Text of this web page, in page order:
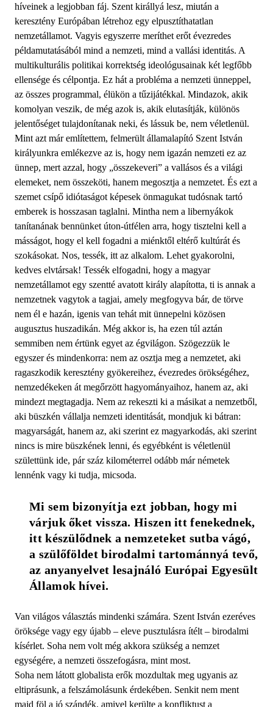
híveinek a legjobban fáj. Szent királlyá lesz, miután a
keresztény Európában létrehoz egy elpusztíthatatlan
nemzetállamot. Vagyis egyszerre meríthet erőt évezredes
példamutatásából mind a nemzeti, mind a vallási identitás. A
multikulturális politikai korrektség ideológusainak két legfőbb
ellensége és célpontja. Ez hát a probléma a nemzeti ünneppel,
az összes programmal, élükön a tűzijátékkal. Mindazok, akik
komolyan veszik, de még azok is, akik elutasítják, különös
jelentőséget tulajdonítanak neki, és lássuk be, nem véletlenül.
Mint azt már említettem, felmerült államalapító Szent István
királyunkra emlékezve az is, hogy nem igazán nemzeti ez az
ünnep, mert azzal, hogy „összekeveri” a vallásos és a világi
elemeket, nem összeköti, hanem megosztja a nemzetet. És ezt a
szemet csípő idiótaságot képesek önmagukat tudósnak tartó
emberek is hosszasan taglalni. Mintha nem a libernyákok
tanítanának bennünket úton-útfélen arra, hogy tisztelni kell a
másságot, hogy el kell fogadni a miénktől eltérő kultúrát és
szokásokat. Nos, tessék, itt az alkalom. Lehet gyakorolni,
kedves elvtársak! Tessék elfogadni, hogy a magyar
nemzetállamot egy szentté avatott király alapította, ti is annak a
nemzetnek vagytok a tagjai, amely megfogyva bár, de törve
nem él e hazán, igenis van tehát mit ünnepelni közösen
augusztus huszadikán. Még akkor is, ha ezen túl aztán
semmiben nem értünk egyet az égvilágon. Szögezzük le
egyszer és mindenkorra: nem az osztja meg a nemzetet, aki
ragaszkodik keresztény gyökereihez, évezredes örökségéhez,
nemzedékeken át megőrzött hagyományaihoz, hanem az, aki
mindezt megtagadja. Nem az rekeszti ki a másikat a nemzetből,
aki büszkén vállalja nemzeti identitását, mondjuk ki bátran:
magyarságát, hanem az, aki szerint ez magyarkodás, aki szerint
nincs is mire büszkének lenni, és egyébként is véletlenül
születtünk ide, pár száz kilométerrel odább már németek
lennénk vagy ki tudja, micsoda.
Mi sem bizonyítja ezt jobban, hogy mi
várjuk őket vissza. Hiszen itt fenekednek,
itt készülődnek a nemzeteket sutba vágó,
a szülőföldet birodalmi tartománnyá tevő,
az anyanyelvet lesajnáló Európai Egyesült
Államok hívei.
Van világos választás mindenki számára. Szent István ezeréves
öröksége vagy egy újabb – eleve pusztulásra ítélt – birodalmi
kísérlet. Soha nem volt még akkora szükség a nemzet
egységére, a nemzeti összefogásra, mint most.
Soha nem látott globalista erők mozdultak meg ugyanis az
eltiprásunk, a felszámolásunk érdekében. Senkit nem ment
majd föl a jó szándék, amivel kerülte a konfliktust a